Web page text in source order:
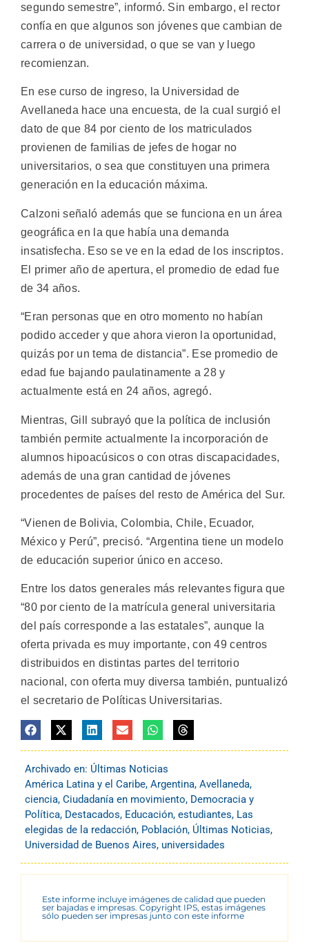
segundo semestre”, informó. Sin embargo, el rector
confía en que algunos son jóvenes que cambian de
carrera o de universidad, o que se van y luego
recomienzan.
En ese curso de ingreso, la Universidad de
Avellaneda hace una encuesta, de la cual surgió el
dato de que 84 por ciento de los matriculados
provienen de familias de jefes de hogar no
universitarios, o sea que constituyen una primera
generación en la educación máxima.
Calzoni señaló además que se funciona en un área
geográfica en la que había una demanda
insatisfecha. Eso se ve en la edad de los inscriptos.
El primer año de apertura, el promedio de edad fue
de 34 años.
“Eran personas que en otro momento no habían
podido acceder y que ahora vieron la oportunidad,
quizás por un tema de distancia”. Ese promedio de
edad fue bajando paulatinamente a 28 y
actualmente está en 24 años, agregó.
Mientras, Gill subrayó que la política de inclusión
también permite actualmente la incorporación de
alumnos hipoacúsicos o con otras discapacidades,
además de una gran cantidad de jóvenes
procedentes de países del resto de América del Sur.
“Vienen de Bolivia, Colombia, Chile, Ecuador,
México y Perú”, precisó. “Argentina tiene un modelo
de educación superior único en acceso.
Entre los datos generales más relevantes figura que
“80 por ciento de la matrícula general universitaria
del país corresponde a las estatales”, aunque la
oferta privada es muy importante, con 49 centros
distribuidos en distintas partes del territorio
nacional, con oferta muy diversa también, puntualizó
el secretario de Políticas Universitarias.
Archivado en: Últimas Noticias
América Latina y el Caribe, Argentina, Avellaneda,
ciencia, Ciudadanía en movimiento, Democracia y
Política, Destacados, Educación, estudiantes, Las
elegidas de la redacción, Población, Últimas Noticias,
Universidad de Buenos Aires, universidades
Este informe incluye imágenes de calidad que pueden
ser bajadas e impresas. Copyright IPS, estas imágenes
sólo pueden ser impresas junto con este informe